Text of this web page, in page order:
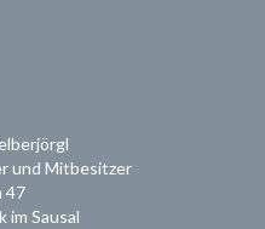
und Mitbesitzer
47
im Sausal